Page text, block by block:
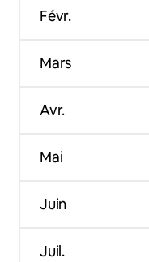
Févr.
Mars
Avr.
Mai
Juin
Juil.